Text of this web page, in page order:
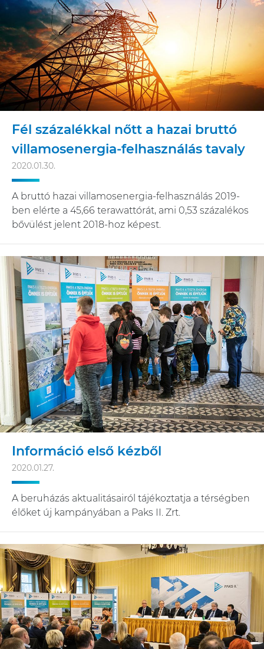
Fél százalékkal nőtt a hazai bruttó
villamosenergia-felhasználás tavaly
2020.01.30.
A bruttó hazai villamosenergia-felhasználás 2019-
ben elérte a 45,66 terawattórát, ami 0,53 százalékos
bővülést jelent 2018-hoz képest.
Információ első kézből
2020.01.27.
A beruházás aktualitásairól tájékoztatja a térségben
élőket új kampányában a Paks II. Zrt.